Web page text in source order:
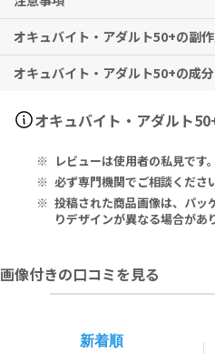
※メーカー推奨摂取期間として3ヶ
ます。
がりください。
本品は、多量摂取により疾病が治
ではありません。1日の摂取目安量
ください。
妊娠中・妊娠の可能性のある方・授
必ず医師にご相談ください。
薬剤を服用中の方、治療中の方は
ださい。
子供の手の届かないところに保管
室温で保管してください。
オキュバイト・アダルト50+の副
特に副作用は報告されておりませ
オキュバイト・アダルト50+の成分
オキュバイト・アダルト50+【50ソ
Serving Size 1 Soft Gel
rol) 20mg, Zinc (Zinc Oxide)
g, Omega-3 Fatty Acids
in (Marigold Flower Extract)
er Extract)** 1mg.
tin, Glycerin, Yellow Beeswax,
mel, Natural Flavor, Soy
オキュバイト・アダルト
レビューは使用者の私見です。
必ず専門機関でご相談ください
投稿された商品画像は、パッ
りデザインが異なる場合があ
画像付きの口コミを見る
新着順